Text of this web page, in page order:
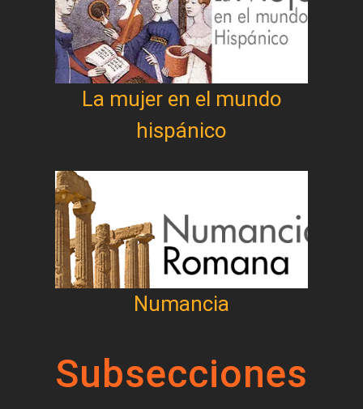
La mujer en el mundo
hispánico
Numancia
Subsecciones